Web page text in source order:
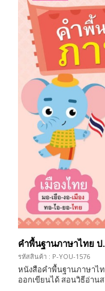
คำพื้นฐานภาษาไทย ป
รหัสสินค้า : P-YOU-1576
หนังสือคำพื้นฐานภาษาไ
ออกเขียนได้ สอนวิธีอ่าน